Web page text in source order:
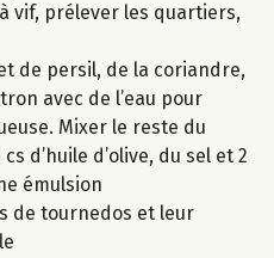
vif, prélever les quartiers,
de persil, de la coriandre,
avec de l’eau pour
Mixer le reste du
d’huile d’olive, du sel et 2
émulsion
de tournedos et leur